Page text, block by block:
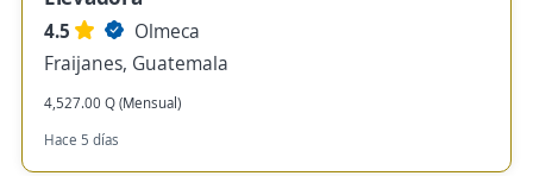
4.5
Olmeca
Fraijanes, Guatemala
4,527.00 Q (Mensual)
Hace 5 días